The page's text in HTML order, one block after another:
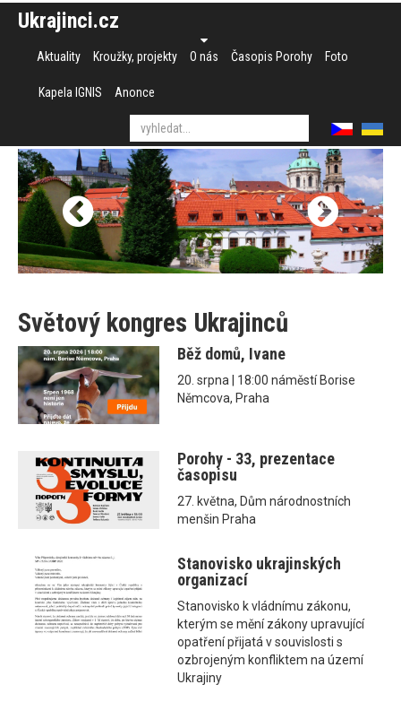
Ukrajinci.cz
Aktuality Kroužky, projekty O nás Časopis Porohy Foto
Kapela IGNIS Anonce
Světový kongres Ukrajinců
Běž domů, Ivane
20. srpna | 18:00 náměstí Borise
Němcova, Praha
Porohy - 33, prezentace
časopisu
27. května, Dům národnostních
menšin Praha
Stanovisko ukrajinských
organizací
Stanovisko k vládnímu zákonu,
kterým se mění zákony upravující
opatření přijatá v souvislosti s
ozbrojeným konfliktem na území
Ukrajiny